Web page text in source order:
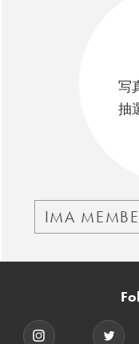
写
抽
IMA